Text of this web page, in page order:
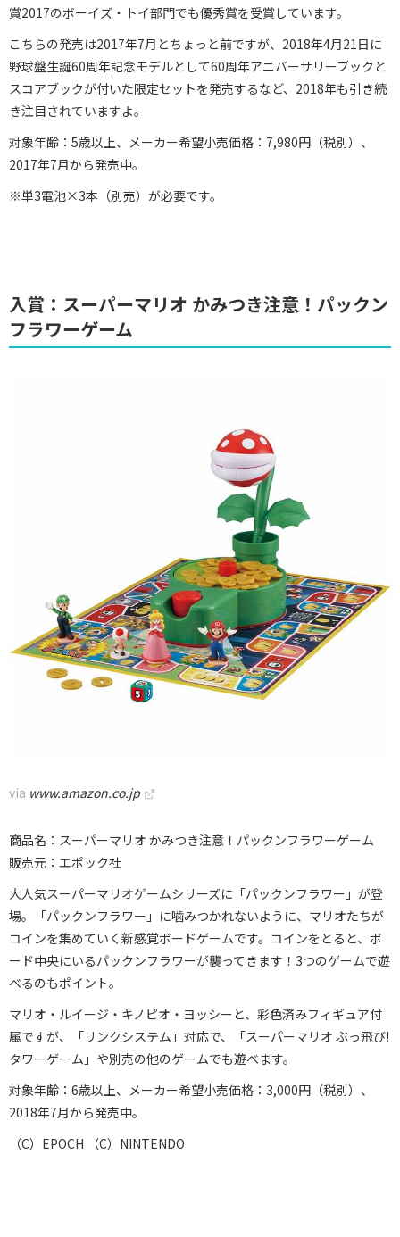
賞2017のボーイズ・トイ部門でも優秀賞を受賞しています。
こちらの発売は2017年7月とちょっと前ですが、2018年4月21日に
野球盤生誕60周年記念モデルとして60周年アニバーサリーブックと
スコアブックが付いた限定セットを発売するなど、2018年も引き続
き注目されていますよ。
対象年齢：5歳以上、メーカー希望小売価格：7,980円（税別）、
2017年7月から発売中。
※単3電池×3本（別売）が必要です。
入賞：スーパーマリオ かみつき注意！パックン
フラワーゲーム
via www.amazon.co.jp
商品名：スーパーマリオ かみつき注意！パックンフラワーゲーム
販売元：エポック社
大人気スーパーマリオゲームシリーズに「パックンフラワー」が登
場。「パックンフラワー」に噛みつかれないように、マリオたちが
コインを集めていく新感覚ボードゲームです。コインをとると、ボ
ード中央にいるパックンフラワーが襲ってきます！3つのゲームで遊
べるのもポイント。
マリオ・ルイージ・キノピオ・ヨッシーと、彩色済みフィギュア付
属ですが、「リンクシステム」対応で、「スーパーマリオ ぶっ飛び!
タワーゲーム」や別売の他のゲームでも遊べます。
対象年齢：6歳以上、メーカー希望小売価格：3,000円（税別）、
2018年7月から発売中。
（C）EPOCH （C）NINTENDO